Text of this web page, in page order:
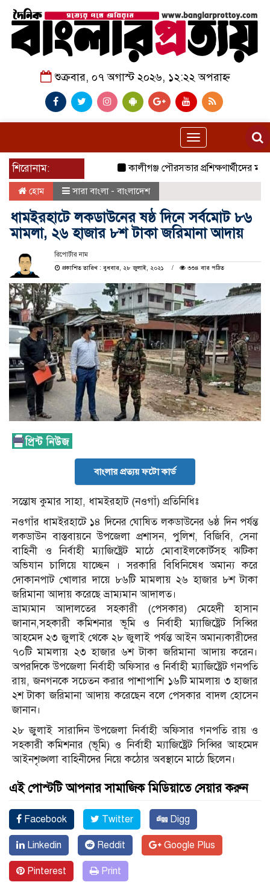
শুক্রবার, ০৭ অগাস্ট ২০২৬, ১২:২২ অপরাহ্ন
Toggle
navigation
শিরোনাম:
কালীগঞ্জ পৌরসভার প্রশিক্ষণার্থীদের মাঝে
হোম সারা বাংলা - বাংলাদেশ
ধামইরহাটে লকডাউনের ষষ্ঠ দিনে সর্বমোট ৮৬
মামলা, ২৬ হাজার ৮শ টাকা জরিমানা আদায়
রিপোর্টার নাম
প্রকাশিত তারিখ : বুধবার, ২৮ জুলাই, ২০২১
৩৩৪ বার পঠিত
বাংলার প্রত্যয় ফটো কার্ড
সন্তোষ কুমার সাহা, ধামইরহাট (নওগাঁ) প্রতিনিধিঃ
নওগাঁর ধামইরহাটে ১৪ দিনের ঘোষিত লকডাউনের ৬ষ্ঠ দিন পর্যন্ত
লকডাউন বাস্তবায়নে উপজেলা প্রশাসন, পুলিশ, বিজিবি, সেনা
বাহিনী ও নির্বাহী ম্যাজিষ্ট্রেট মাঠে মোবাইলকোর্টসহ ঝটিকা
অভিযান চালিয়ে যাচ্ছেন । সরকারি বিধিনিষেধ অমান্য করে
দোকানপাট খোলার দায়ে ৮৬টি মামলায় ২৬ হাজার ৮শ টাকা
জরিমানা আদায় করেছে ভ্রাম্যমান আদালত।
ভ্রাম্যমান আদালতের সহকারী (পেসকার) মেহেদী হাসান
জানান,সহকারী কমিশনার ভূমি ও নির্বাহী ম্যাজিষ্ট্রেট সিব্বির
আহমেদ ২৩ জুলাই থেকে ২৮ জুলাই পর্যন্ত আইন অমান্যকারীদের
৭০টি মামলায় ২৩ হাজার ৬শ টাকা জরিমানা আদায় করেন।
অপরদিকে উপজেলা নির্বাহী অফিসার ও নির্বাহী ম্যাজিষ্ট্রেট গনপতি
রায়, জনগনকে সচেতন করার পাশাপাশি ১৬টি মামলায় ৩ হাজার
২শ টাকা জরিমানা আদায় করেছেন বলে পেসকার বাদল হোসেন
জানান।
২৮ জুলাই সারাদিন উপজেলা নির্বাহী অফিসার গনপতি রায় ও
সহকারী কমিশনার (ভূমি) ও নির্বাহী ম্যাজিষ্ট্রেট সিব্বির আহমেদ
আইনশৃঙ্খলা বাহিনীদের নিয়ে কঠোর অবস্থানে মাঠে ছিলেন।
এই পোস্টটি আপনার সামাজিক মিডিয়াতে সেয়ার করুন
Facebook Twitter Digg
Linkedin Reddit Google Plus
Pinterest Print